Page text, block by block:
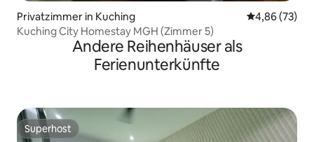
Privatzimmer in Kuching
4,86 (73)
Kuching City Homestay MGH (Zimmer 5)
Andere Reihenhäuser als
Ferienunterkünfte
Superhost
Superhost